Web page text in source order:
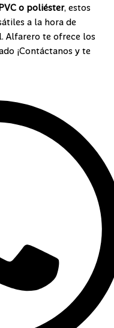
o poliéster, estos
a la hora de
Alfarero te ofrece los
¡Contáctanos y te